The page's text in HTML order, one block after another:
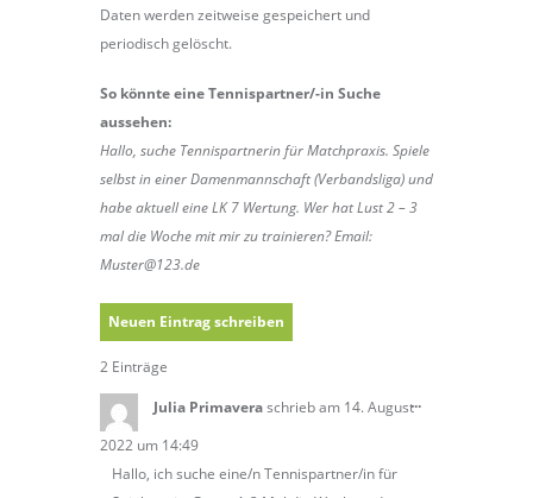
Daten werden zeitweise gespeichert und
periodisch gelöscht.
So könnte eine Tennispartner/-in Suche
aussehen:
Hallo, suche Tennispartnerin für Matchpraxis. Spiele
selbst in einer Damenmannschaft (Verbandsliga) und
habe aktuell eine LK 7 Wertung. Wer hat Lust 2 – 3
mal die Woche mit mir zu trainieren? Email:
Muster@123.de
2 Einträge
Julia Primaveraschrieb am 14. August
2022 um 14:49
Hallo, ich suche eine/n Tennispartner/in für
...Diese